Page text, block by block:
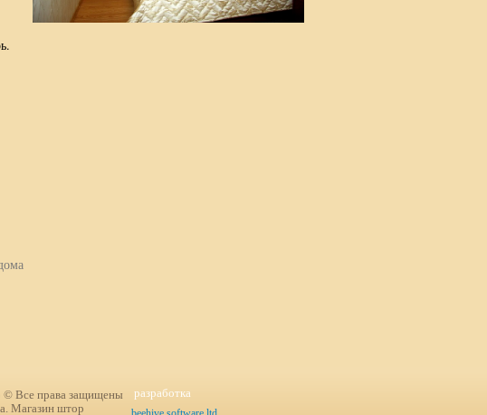
разработка
© Все права защищены
Магазин штор